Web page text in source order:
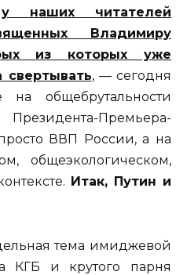
наших читателей
Владимиру
из которых уже
свертывать, — сегодня
общебрутальности
Премьера-
ВВП России, а на
общеэкологическом,
Итак, Путин и
тема имиджевой
КГБ и крутого парня